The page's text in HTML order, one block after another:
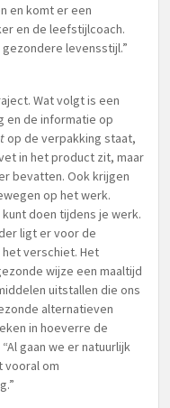
en komt er een
en de leefstijlcoach.
levensstijl.”
Wat volgt is een
en de informatie op
op de verpakking staat,
in het product zit, maar
bevatten. Ook krijgen
op het werk.
doen tijdens je werk.
ligt er voor de
verschiet. Het
wijze een maaltijd
uitstallen die ons
alternatieven
in hoeverre de
gaan we er natuurlijk
vooral om